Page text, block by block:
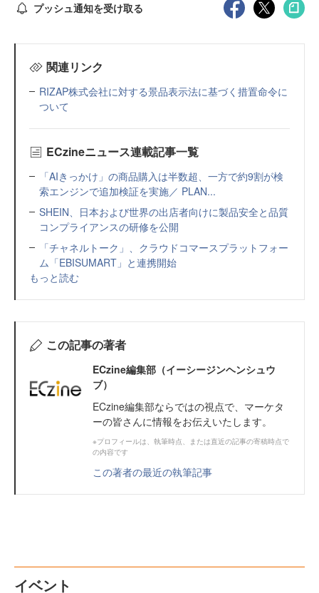
プッシュ通知を受け取る
関連リンク
RIZAP株式会社に対する景品表示法に基づく措置命令に
ついて
ECzineニュース連載記事一覧
「AIきっかけ」の商品購入は半数超、一方で約9割が検
索エンジンで追加検証を実施／ PLAN...
SHEIN、日本および世界の出店者向けに製品安全と品質
コンプライアンスの研修を公開
「チャネルトーク」、クラウドコマースプラットフォー
ム「EBISUMART」と連携開始
もっと読む
この記事の著者
ECzine編集部（イーシージンヘンシュウ
ブ）
ECzine編集部ならではの視点で、マーケタ
ーの皆さんに情報をお伝えいたします。
※プロフィールは、執筆時点、または直近の記事の寄稿時点で
の内容です
この著者の最近の執筆記事
イベント